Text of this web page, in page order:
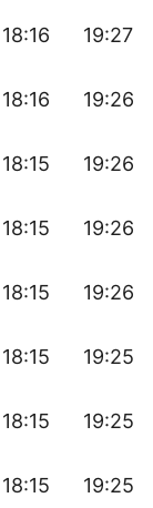
18:16 19:27
18:16 19:26
18:15 19:26
18:15 19:26
18:15 19:26
18:15 19:25
18:15 19:25
18:15 19:25